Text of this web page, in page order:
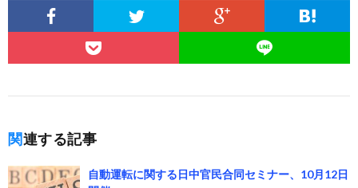
関連する記事
自動運転に関する日中官民合同セミナー、10月12日